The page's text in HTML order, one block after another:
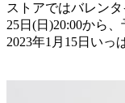
ストアではバレン
25日(日)20:00から
2023年1月15日いっ